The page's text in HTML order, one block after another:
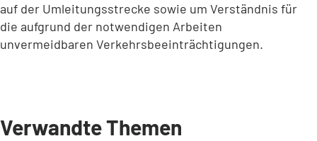
auf der Umleitungsstrecke sowie um Verständnis für
die aufgrund der notwendigen Arbeiten
unvermeidbaren Verkehrsbeeinträchtigungen.
Verwandte Themen